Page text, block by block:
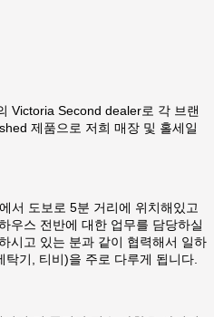
Victoria Second dealer로 각 브랜
제품으로 저희 매장 및 홀세일
서 도보로 5분 거리에 위치해있고
우스 전반에 대한 업무를 담당하실
시고 있는 분과 같이 협력해서 일하
기, 티비)을 주로 다루게 됩니다.